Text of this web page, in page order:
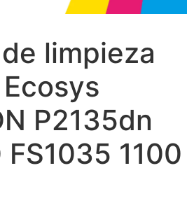
limpieza
P2135dn
1100